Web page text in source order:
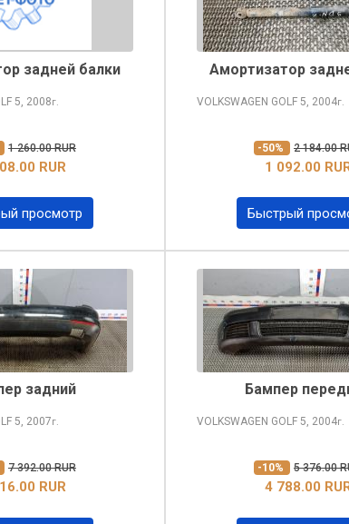
задней балки
5, 2008г.
1 260.00 RUR
RUR
просмотр
Амортизатор
VOLKSWAGEN GOLF 5, 2004г.
-50% 2 184.00
1 092.00
Быстрый
задний
5, 2007г.
7 392.00 RUR
RUR
Бампер
VOLKSWAGEN GOLF 5, 2004г.
-10% 5 376.00
4 788.00